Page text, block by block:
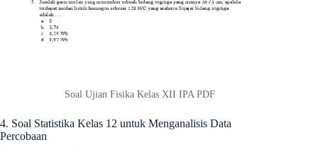
Soal Ujian Fisika Kelas XII IPA PDF
4. Soal Statistika Kelas 12 untuk Menganalisis Data
Percobaan